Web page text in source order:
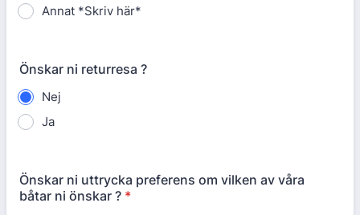
Annat *Skriv här*
Önskar ni returresa ?
Nej
Ja
Önskar ni uttrycka preferens om vilken av våra
båtar ni önskar ? *